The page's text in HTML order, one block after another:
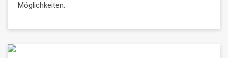
Möglichkeiten.